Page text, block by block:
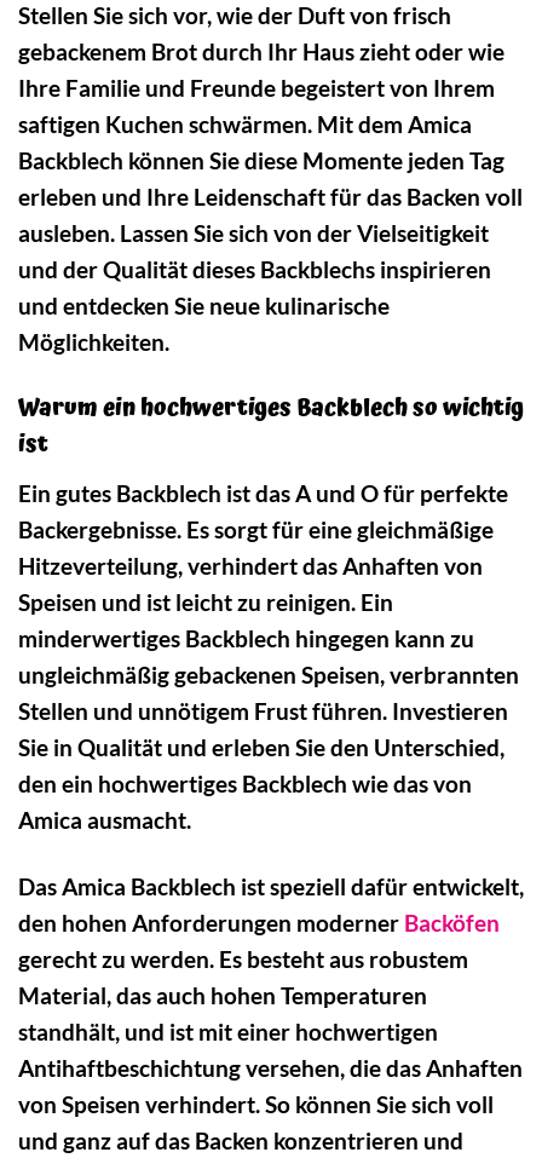
Stellen Sie sich vor, wie der Duft von frisch
gebackenem Brot durch Ihr Haus zieht oder wie
Ihre Familie und Freunde begeistert von Ihrem
saftigen Kuchen schwärmen. Mit dem Amica
Backblech können Sie diese Momente jeden Tag
erleben und Ihre Leidenschaft für das Backen voll
ausleben. Lassen Sie sich von der Vielseitigkeit
und der Qualität dieses Backblechs inspirieren
und entdecken Sie neue kulinarische
Möglichkeiten.
Warum ein hochwertiges Backblech so wichtig
ist
Ein gutes Backblech ist das A und O für perfekte
Backergebnisse. Es sorgt für eine gleichmäßige
Hitzeverteilung, verhindert das Anhaften von
Speisen und ist leicht zu reinigen. Ein
minderwertiges Backblech hingegen kann zu
ungleichmäßig gebackenen Speisen, verbrannten
Stellen und unnötigem Frust führen. Investieren
Sie in Qualität und erleben Sie den Unterschied,
den ein hochwertiges Backblech wie das von
Amica ausmacht.
Das Amica Backblech ist speziell dafür entwickelt,
den hohen Anforderungen moderner Backöfen
gerecht zu werden. Es besteht aus robustem
Material, das auch hohen Temperaturen
standhält, und ist mit einer hochwertigen
Antihaftbeschichtung versehen, die das Anhaften
von Speisen verhindert. So können Sie sich voll
und ganz auf das Backen konzentrieren und